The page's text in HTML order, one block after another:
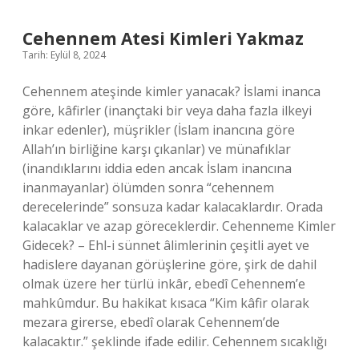
Cehennem Atesi Kimleri Yakmaz
Tarih: Eylül 8, 2024
Cehennem ateşinde kimler yanacak? İslami inanca
göre, kâfirler (inançtaki bir veya daha fazla ilkeyi
inkar edenler), müşrikler (İslam inancına göre
Allah’ın birliğine karşı çıkanlar) ve münafıklar
(inandıklarını iddia eden ancak İslam inancına
inanmayanlar) ölümden sonra “cehennem
derecelerinde” sonsuza kadar kalacaklardır. Orada
kalacaklar ve azap göreceklerdir. Cehenneme Kimler
Gidecek? – Ehl-i sünnet âlimlerinin çeşitli ayet ve
hadislere dayanan görüşlerine göre, şirk de dahil
olmak üzere her türlü inkâr, ebedî Cehennem’e
mahkûmdur. Bu hakikat kısaca “Kim kâfir olarak
mezara girerse, ebedî olarak Cehennem’de
kalacaktır.” şeklinde ifade edilir. Cehennem sıcaklığı